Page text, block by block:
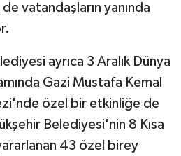
vatandaşların yanında
ayrıca 3 Aralık Dünya
Gazi Mustafa Kemal
özel bir etkinliğe de
Belediyesi'nin 8 Kısa
43 özel birey